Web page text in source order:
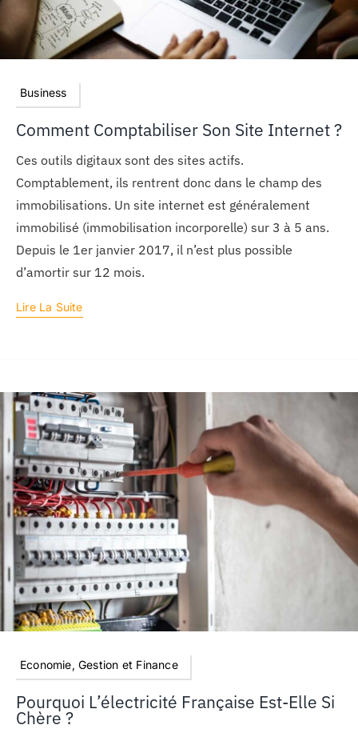
Business
Comment Comptabiliser Son Site Internet ?
Ces outils digitaux sont des sites actifs.
Comptablement, ils rentrent donc dans le champ des
immobilisations. Un site internet est généralement
immobilisé (immobilisation incorporelle) sur 3 à 5 ans.
Depuis le 1er janvier 2017, il n’est plus possible
d’amortir sur 12 mois.
Lire La Suite
Economie, Gestion et Finance
Pourquoi L’électricité Française Est-Elle Si
Chère ?